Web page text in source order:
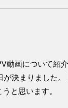
画について紹介
決まりました。
と思います。